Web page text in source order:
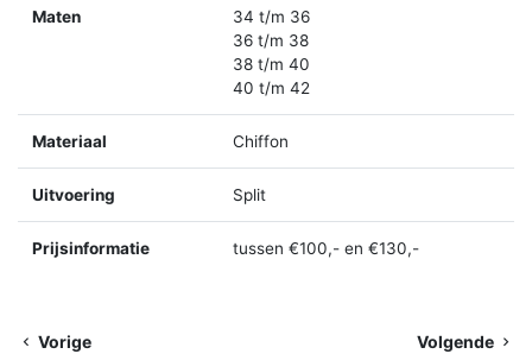
Maten
34 t/m 36
36 t/m 38
38 t/m 40
40 t/m 42
Materiaal Chiffon
Uitvoering Split
Prijsinformatie tussen €100,- en €130,-
Vorige Volgende